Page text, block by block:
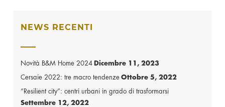
NEWS RECENTI
Novità B&M Home 2024 Dicembre 11, 2023
Cersaie 2022: tre macro tendenze Ottobre 5, 2022
“Resilient city”: centri urbani in grado di trasformarsi
Settembre 12, 2022